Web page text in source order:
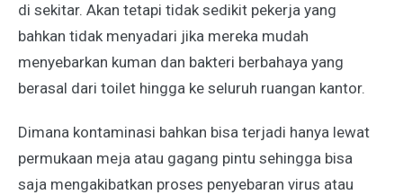
di sekitar. Akan tetapi tidak sedikit pekerja yang
bahkan tidak menyadari jika mereka mudah
menyebarkan kuman dan bakteri berbahaya yang
berasal dari toilet hingga ke seluruh ruangan kantor.
Dimana kontaminasi bahkan bisa terjadi hanya lewat
permukaan meja atau gagang pintu sehingga bisa
saja mengakibatkan proses penyebaran virus atau